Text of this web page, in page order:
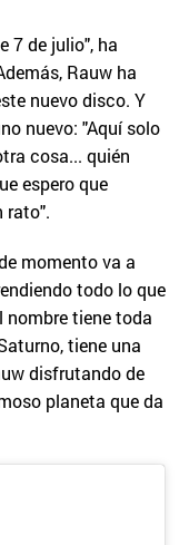
7 de julio", ha
Rauw ha
nuevo disco. Y
nuevo: "Aquí solo
cosa... quién
espero que
rato".
momento va a
todo lo que
nombre tiene toda
tiene una
disfrutando de
planeta que da